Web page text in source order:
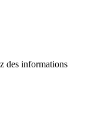
des informations